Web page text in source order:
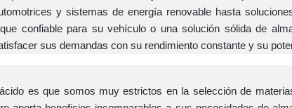
y sistemas de energía renovable hasta
confiable para su vehículo o una solución sólida de
sus demandas con su rendimiento constante y su
es que somos muy estrictos en la selección de